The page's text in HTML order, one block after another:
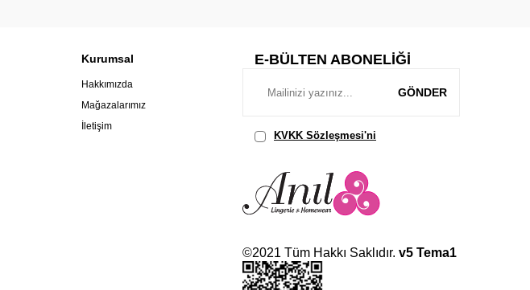
Kurumsal
Hakkımızda
Mağazalarımız
İletişim
E-BÜLTEN ABONELIĞI
GÖNDER
KVKK Sözleşmesi'ni
©2021 Tüm Hakkı Saklıdır. v5 Tema1